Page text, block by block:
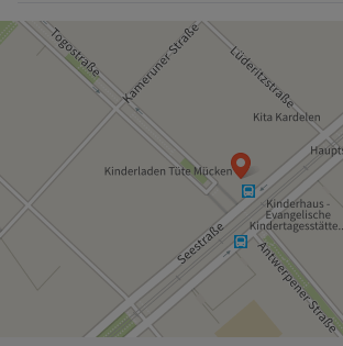
Was unsere Kunden über Hicran sagen
Professionell Sympathisch 15
12